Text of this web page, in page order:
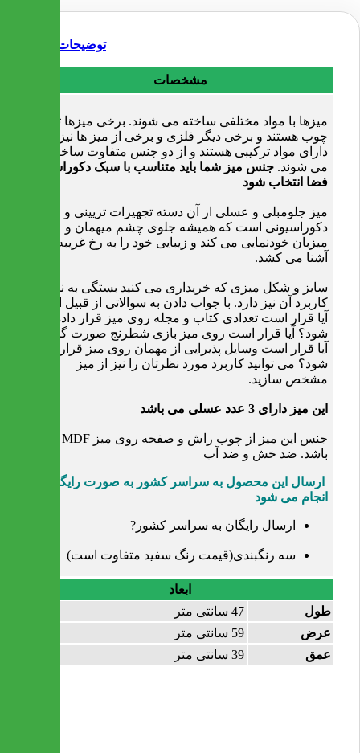
توضیحات
مشخصات
میزها با مواد مختلفی ساخته می شوند. برخی میزها تمام
چوب هستند و برخی دیگر فلزی و برخی از میز ها نیز
دارای مواد ترکیبی هستند و از دو جنس متفاوت ساخته
می شوند. جنس میز شما باید متناسب با سبک دکوراسیون
فضا انتخاب شود
میز جلومبلی و عسلی از آن دسته تجهیزات تزیینی و
دکوراسیونی است که همیشه جلوی چشم میهمان و
میزبان خودنمایی می کند و زیبایی خود را به رخ غریبه و
آشنا می کشد.
سایز و شكل میزی كه خریداری می كنید بستگی به نحوه
كاربرد آن نیز دارد. با جواب دادن به سوالاتی از قبیل اینكه:
آیا قرار است تعدادی كتاب و مجله روی میز قرار داده
شود؟ آیا قرار است روی میز بازی شطرنج صورت گیرد؟
آیا قرار است وسایل پذیرایی از مهمان روی میز قرار داده
شود؟ می توانید كاربرد مورد نظرتان را نیز از میز
مشخص سازید.
این میز دارای 3 عدد عسلی می باشد
باشد. ضد خش و ضد آب
ارسال این محصول به سراسر کشور به صورت رایگان
انجام می شود
ارسال رایگان به سراسر کشور?
سه رنگبندی(قیمت رنگ سفید متفاوت است)
ابعاد
طول
47 سانتی متر
عرض
59 سانتی متر
عمق
39 سانتی متر